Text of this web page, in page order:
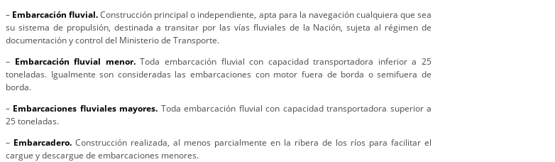
– Embarcación fluvial.Construcción principal o independiente, apta para la navegación cualquiera que sea
su sistema de propulsión, destinada a transitar por las vías fluviales de la Nación, sujeta al régimen de
documentación y control del Ministerio de Transporte.
– Embarcación fluvial menor.Toda embarcación fluvial con capacidad transportadora inferior a 25
toneladas. Igualmente son consideradas las embarcaciones con motor fuera de borda o semifuera de
borda.
– Embarcaciones fluviales mayores. Toda embarcación fluvial con capacidad transportadora superior a
25 toneladas.
– Embarcadero. Construcción realizada, al menos parcialmente en la ribera de los ríos para facilitar el
cargue y descargue de embarcaciones menores.